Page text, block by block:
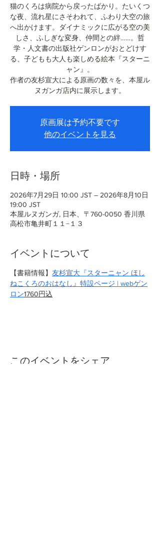
猫のくろは病院から戻ったばかり。たいくつ
な夜、流れ星にさそわれて、ふわり大空の旅
へ出かけます。ダイナミックに広がる空の美
しさ、ふしぎな変身、仲間との絆……。哲
学・人文書の出版社ゲンロンがおとどけす
る、子どもも大人も楽しめる絵本『スターニ
ャン』。
作者の友杉宣大による原画の数々を、本屋ル
ヌガンガ店内に展示します。
原画展は予約不要です
他のイベントを見る
日時・場所
2026年7月29日 10:00 JST – 2026年8月10日
19:00 JST
本屋ルヌガンガ, 日本、〒760-0050 香川県
高松市亀井町１１−１３
イベントについて
【書籍情報】 友杉宣大『スターニャン ほし
ねこくろのおはなし』特設ページ | webゲン
ロン1760円込
このイベントをシェア